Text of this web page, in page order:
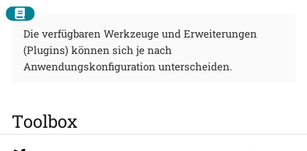
Die verfügbaren Werkzeuge und Erweiterungen
(Plugins) können sich je nach
Anwendungskonfiguration unterscheiden.
Toolbox